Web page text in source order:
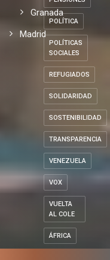
Local
Andalucía
Granada
DE
ESPAÑA
PENSIONES
POLÍTICA
POLÍTICAS
SOCIALES
REFUGIADOS
SOLIDARIDAD
SOSTENIBILIDAD
TRANSPARENCIA
VENEZUELA
VOX
VUELTA